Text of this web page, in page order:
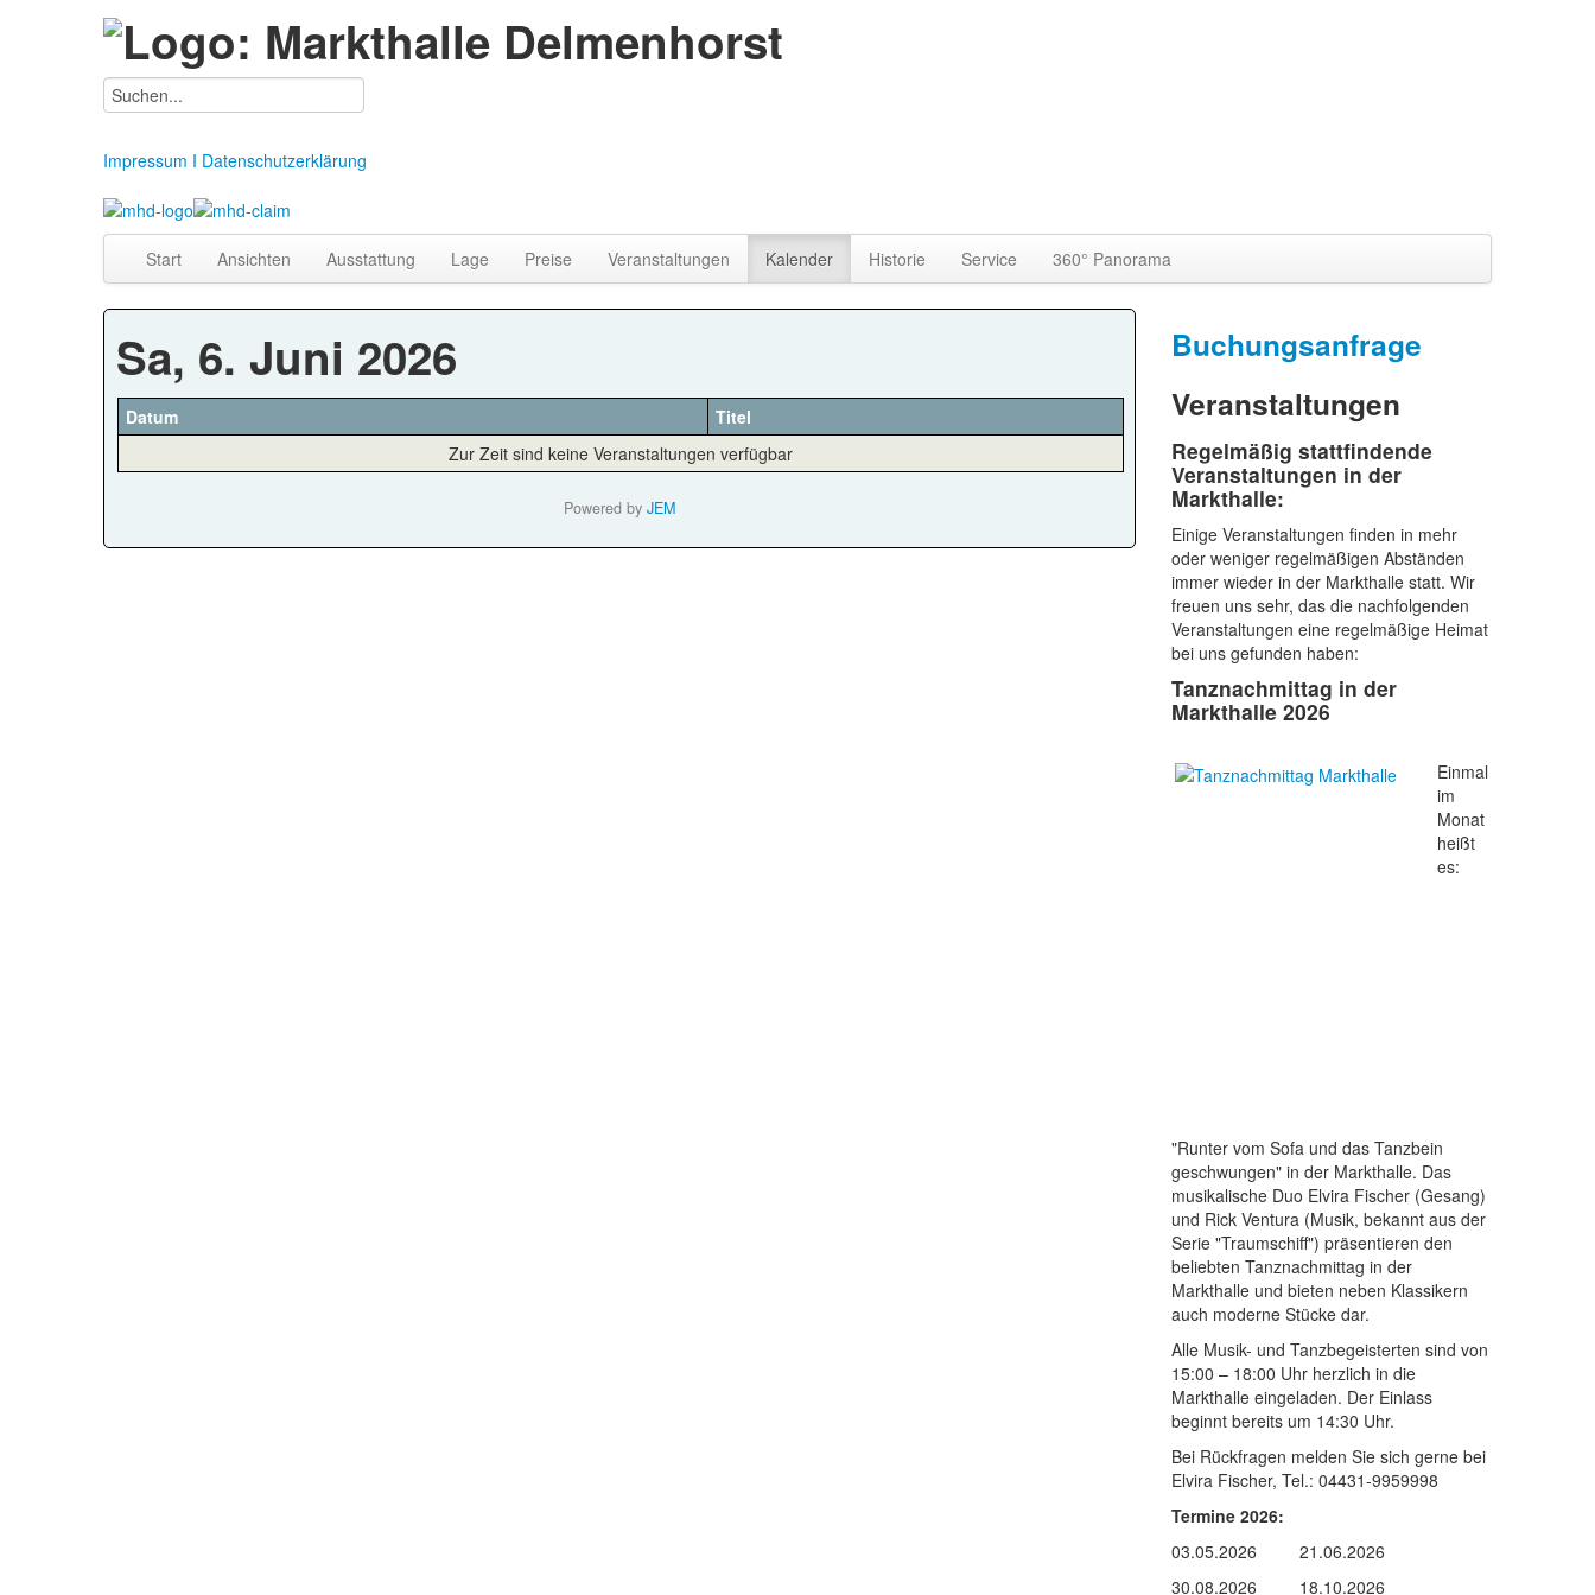
Impressum I Datenschutzerklärung
Start Ansichten Ausstattung Lage Preise Veranstaltungen Kalender Historie Service 360° Panorama
Sa, 6. Juni 2026
Datum
Titel
Zur Zeit sind keine Veranstaltungen verfügbar
Powered by JEM
Buchungsanfrage
Veranstaltungen
Regelmäßig stattfindende
Veranstaltungen in der
Markthalle:
Einige Veranstaltungen finden in mehr
oder weniger regelmäßigen Abständen
immer wieder in der Markthalle statt. Wir
freuen uns sehr, das die nachfolgenden
Veranstaltungen eine regelmäßige Heimat
bei uns gefunden haben:
Tanznachmittag in der
Markthalle 2026
Einmal
im
Monat
heißt
es:
"Runter vom Sofa und das Tanzbein
geschwungen" in der Markthalle. Das
musikalische Duo Elvira Fischer (Gesang)
und Rick Ventura (Musik, bekannt aus der
Serie "Traumschiff") präsentieren den
beliebten Tanznachmittag in der
Markthalle und bieten neben Klassikern
auch moderne Stücke dar.
Alle Musik- und Tanzbegeisterten sind von
15:00 – 18:00 Uhr herzlich in die
Markthalle eingeladen. Der Einlass
beginnt bereits um 14:30 Uhr.
Bei Rückfragen melden Sie sich gerne bei
Elvira Fischer, Tel.: 04431-9959998
Termine 2026:
03.05.2026 21.06.2026
30.08.2026 18.10.2026